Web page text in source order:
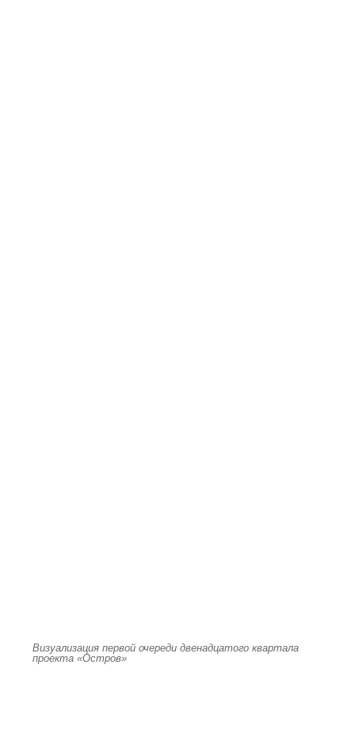
Визуализация первой очереди двенадцатого квартала
проекта «Остров»